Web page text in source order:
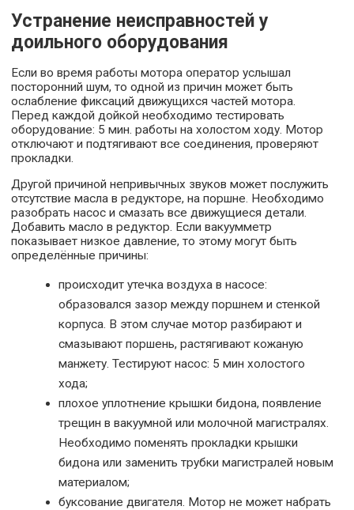
Устранение неисправностей у
доильного оборудования
Если во время работы мотора оператор услышал
посторонний шум, то одной из причин может быть
ослабление фиксаций движущихся частей мотора.
Перед каждой дойкой необходимо тестировать
оборудование: 5 мин. работы на холостом ходу. Мотор
отключают и подтягивают все соединения, проверяют
прокладки.
Другой причиной непривычных звуков может послужить
отсутствие масла в редукторе, на поршне. Необходимо
разобрать насос и смазать все движущиеся детали.
Добавить масло в редуктор. Если вакуумметр
показывает низкое давление, то этому могут быть
определённые причины:
происходит утечка воздуха в насосе:
образовался зазор между поршнем и стенкой
корпуса. В этом случае мотор разбирают и
смазывают поршень, растягивают кожаную
манжету. Тестируют насос: 5 мин холостого
хода;
плохое уплотнение крышки бидона, появление
трещин в вакуумной или молочной магистралях.
Необходимо поменять прокладки крышки
бидона или заменить трубки магистралей новым
материалом;
буксование двигателя. Мотор не может набрать